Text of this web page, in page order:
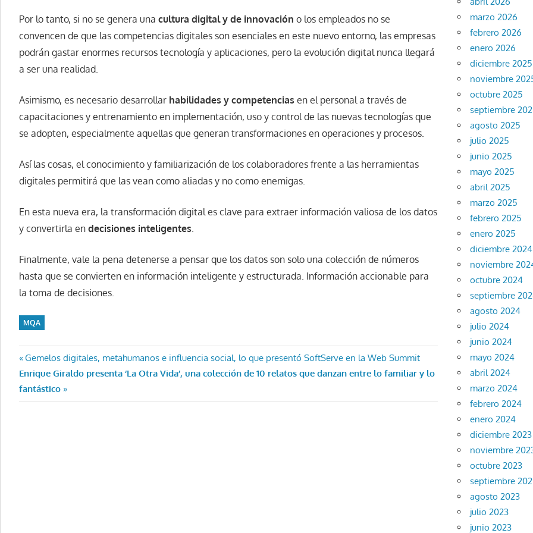
Por lo tanto, si no se genera una cultura digital y de innovación o los empleados no se
convencen de que las competencias digitales son esenciales en este nuevo entorno, las empresas
podrán gastar enormes recursos tecnología y aplicaciones, pero la evolución digital nunca llegará
a ser una realidad.
Asimismo, es necesario desarrollar habilidades y competencias en el personal a través de
capacitaciones y entrenamiento en implementación, uso y control de las nuevas tecnologías que
se adopten, especialmente aquellas que generan transformaciones en operaciones y procesos.
Así las cosas, el conocimiento y familiarización de los colaboradores frente a las herramientas
digitales permitirá que las vean como aliadas y no como enemigas.
En esta nueva era, la transformación digital es clave para extraer información valiosa de los datos
y convertirla en decisiones inteligentes.
Finalmente, vale la pena detenerse a pensar que los datos son solo una colección de números
hasta que se convierten en información inteligente y estructurada. Información accionable para
la toma de decisiones.
MQA
Navegación
de
entradas
Entrada
anterior:
Gemelos digitales, metahumanos e influencia social, lo que presentó SoftServe en la Web Summit
Entrada
siguiente:
Enrique Giraldo presenta ‘La Otra Vida’, una colección de 10 relatos que danzan entre lo familiar y lo
fantástico
marzo 2026
febrero 2026
enero 2026
diciembre 2025
noviembre
octubre 2025
septiembre
agosto 2025
julio 2025
junio 2025
mayo 2025
abril 2025
marzo 2025
febrero 2025
enero 2025
diciembre 2024
noviembre
octubre 2024
septiembre
agosto 2024
julio 2024
junio 2024
mayo 2024
abril 2024
marzo 2024
febrero 2024
enero 2024
diciembre 2023
noviembre
octubre 2023
septiembre
agosto 2023
julio 2023
junio 2023